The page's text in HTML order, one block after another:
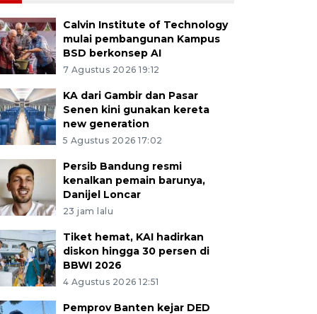
Calvin Institute of Technology
mulai pembangunan Kampus
BSD berkonsep AI
7 Agustus 2026 19:12
KA dari Gambir dan Pasar
Senen kini gunakan kereta
new generation
5 Agustus 2026 17:02
Persib Bandung resmi
kenalkan pemain barunya,
Danijel Loncar
23 jam lalu
Tiket hemat, KAI hadirkan
diskon hingga 30 persen di
BBWI 2026
4 Agustus 2026 12:51
Pemprov Banten kejar DED